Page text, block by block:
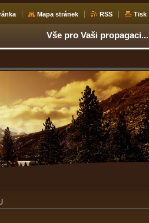
Mapa stránek RSS Tisk
Vše pro Vaši propagaci...